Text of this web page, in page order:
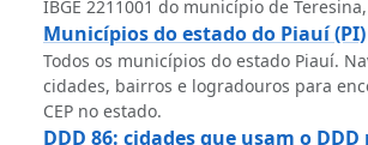
IBGE 2211001 do município de
Municípios do estado do Piauí (PI)
Todos os municípios do estado Piauí.
cidades, bairros e logradouros para
CEP no estado.
DDD 86: cidades que usam o